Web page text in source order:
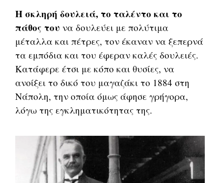
Η σκληρή δουλειά, το ταλέντο και το
πάθος του να δουλεύει με πολύτιμα
μέταλλα και πέτρες, τον έκαναν να ξεπερνά
τα εμπόδια και του έφεραν καλές δουλειές.
Κατάφερε έτσι με κόπο και θυσίες, να
ανοίξει το δικό του μαγαζάκι το 1884 στη
Νάπολη, την οποία όμως άφησε γρήγορα,
λόγω της εγκληματικότητας της.